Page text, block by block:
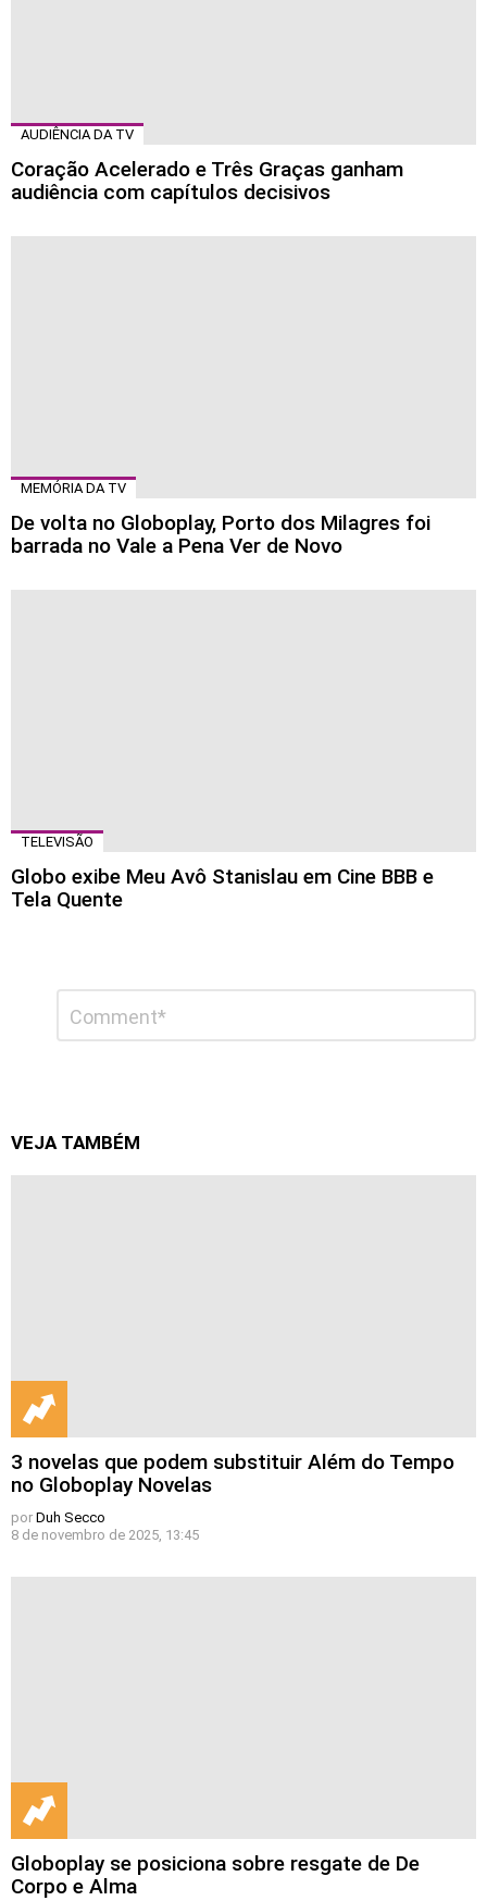
AUDIÊNCIA DA TV
Coração Acelerado e Três Graças ganham
audiência com capítulos decisivos
MEMÓRIA DA TV
De volta no Globoplay, Porto dos Milagres foi
barrada no Vale a Pena Ver de Novo
TELEVISÃO
Globo exibe Meu Avô Stanislau em Cine BBB e
Tela Quente
comentário
VEJA TAMBÉM
3 novelas que podem substituir Além do Tempo
no Globoplay Novelas
por Duh Secco
8 de novembro de 2025, 13:45
Globoplay se posiciona sobre resgate de De
Corpo e Alma